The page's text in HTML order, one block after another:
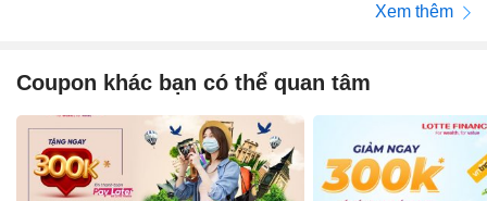
Xem thêm
Coupon khác bạn có thể quan tâm